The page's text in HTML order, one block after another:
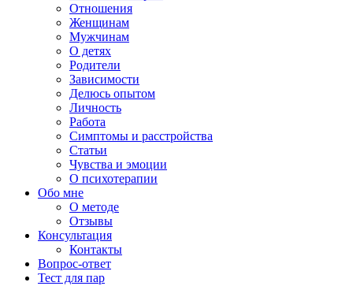
Отношения
Женщинам
Мужчинам
О детях
Родители
Зависимости
Делюсь опытом
Личность
Работа
Симптомы и расстройства
Статьи
Чувства и эмоции
О психотерапии
Обо мне
О методе
Отзывы
Консультация
Контакты
Вопрос-ответ
Тест для пар